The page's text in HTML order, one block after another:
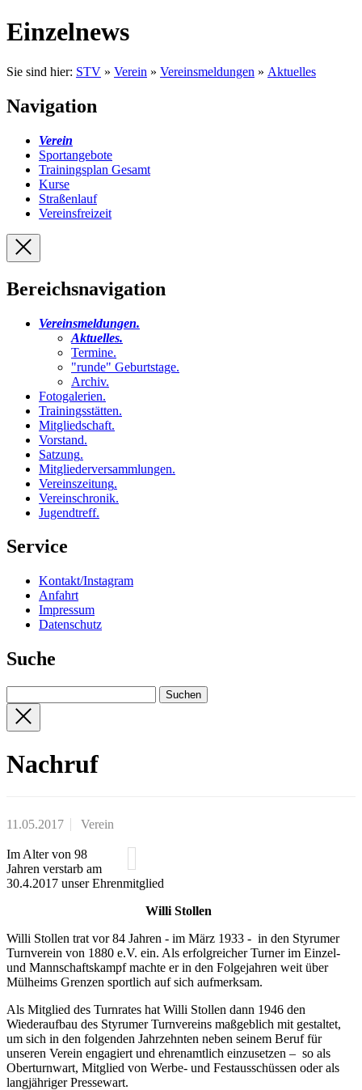
Einzelnews
Sie sind hier: STV » Verein » Vereinsmeldungen » Aktuelles
Navigation
Verein
Sportangebote
Trainingsplan Gesamt
Kurse
Straßenlauf
Vereinsfreizeit
Bereichsnavigation
Vereinsmeldungen.
Aktuelles.
Termine.
"runde" Geburtstage.
Archiv.
Fotogalerien.
Trainingsstätten.
Mitgliedschaft.
Vorstand.
Satzung.
Mitgliederversammlungen.
Vereinszeitung.
Vereinschronik.
Jugendtreff.
Service
Kontakt/Instagram
Anfahrt
Impressum
Datenschutz
Suche
Nachruf
11.05.2017 Verein
Im Alter von 98
Jahren verstarb am
30.4.2017 unser Ehrenmitglied
Willi Stollen
Willi Stollen trat vor 84 Jahren - im März 1933 - in den Styrumer
Turnverein von 1880 e.V. ein. Als erfolgreicher Turner im Einzel-
und Mannschaftskampf machte er in den Folgejahren weit über
Mülheims Grenzen sportlich auf sich aufmerksam.
Als Mitglied des Turnrates hat Willi Stollen dann 1946 den
Wiederaufbau des Styrumer Turnvereins maßgeblich mit gestaltet,
um sich in den folgenden Jahrzehnten neben seinem Beruf für
unseren Verein engagiert und ehrenamtlich einzusetzen – so als
Oberturnwart, Mitglied von Werbe- und Festausschüssen oder als
langjähriger Pressewart.